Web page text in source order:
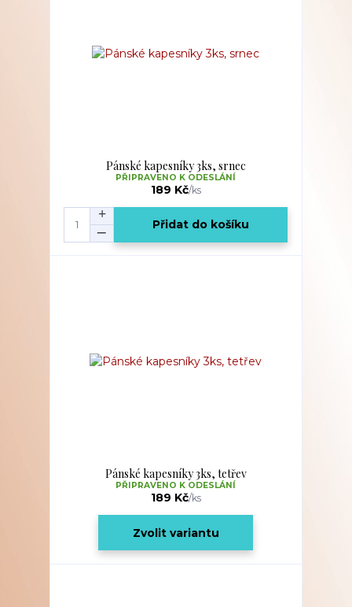
Pánské kapesníky 3ks, srnec
189 Kč/ks
PŘIPRAVENO K ODESLÁNÍ
Přidat do košíku
Pánské kapesníky 3ks, tetřev
189 Kč/ks
PŘIPRAVENO K ODESLÁNÍ
Zvolit variantu